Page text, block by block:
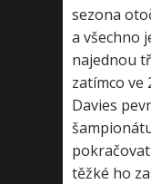
sezona
a všechno
najednou
zatímco ve
Davies
těžké ho